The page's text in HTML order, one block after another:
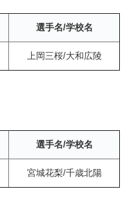
選手名/学校名
上岡三桜/大和広陵
選手名/学校名
宮城花梨/千歳北陽